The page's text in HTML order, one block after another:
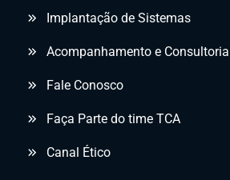
Implantação de Sistemas
Acompanhamento e
Fale Conosco
Faça Parte do time TCA
Canal Ético